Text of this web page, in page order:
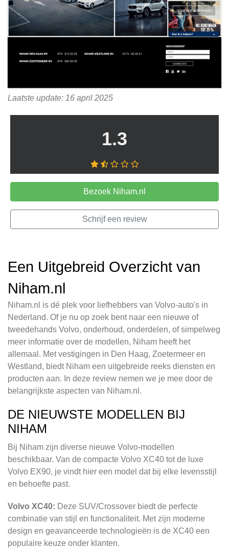
Laatste update: 16 april 2025
1.3
Bezoek Niham.nl
Schrijf een review
Een Uitgebreid Overzicht van
Niham.nl
Niham.nl is dé plek voor liefhebbers van Volvo-auto's in
Nederland. Of je nu op zoek bent naar een nieuwe of
tweedehands Volvo, onderhoud, onderdelen, of simpelweg
meer informatie over de modellen, Niham heeft het
allemaal. Met vestigingen in Den Haag, Zoetermeer en
Westland, biedt Niham een uitgebreide reeks diensten en
producten aan. In deze review nemen we je mee door de
belangrijkste aspecten van Niham.nl.
DE NIEUWSTE MODELLEN BIJ
NIHAM
Bij Niham zijn diverse nieuwe Volvo-modellen
beschikbaar. Van de compacte Volvo XC40 tot de luxe
Volvo EX90, je vindt hier een model dat bij elke levensstijl
en behoefte past.
Volvo XC40: Deze SUV/Crossover biedt de perfecte
combinatie van stijl en functionaliteit. Met zijn moderne
design en geavanceerde technologieën is de XC40 een
populaire keuze onder klanten.